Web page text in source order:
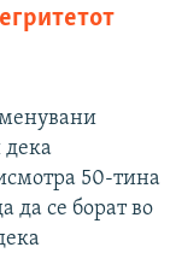
дека
50-тина
да се борат во